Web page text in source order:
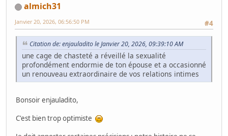
almich31
#4
Janvier 20, 2026, 06:56:50 PM
Citation de: enjauladito le Janvier 20, 2026, 09:39:10 AM
une cage de chasteté a réveillé la sexualité
profondément endormie de ton épouse et a occasionné
un renouveau extraordinaire de vos relations intimes
Bonsoir enjauladito,
C'est bien trop optimiste